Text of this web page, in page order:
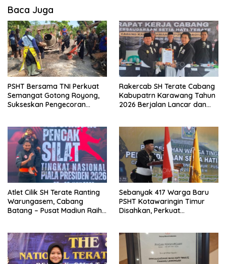
Baca Juga
PSHT Bersama TNI Perkuat
Semangat Gotong Royong,
Sukseskan Pengecoran
Rakercab SH Terate Cabang
Kabupatrn Karawang Tahun
2026 Berjalan Lancar dan
Atlet Cilik SH Terate Ranting
Warungasem, Cabang
Batang – Pusat Madiun Raih
Sebanyak 417 Warga Baru
PSHT Kotawaringin Timur
Disahkan, Perkuat